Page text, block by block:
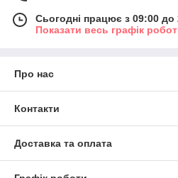
Сьогодні працює з 09:00 до
Показати весь графік
Про нас
Контакти
Доставка та оплата